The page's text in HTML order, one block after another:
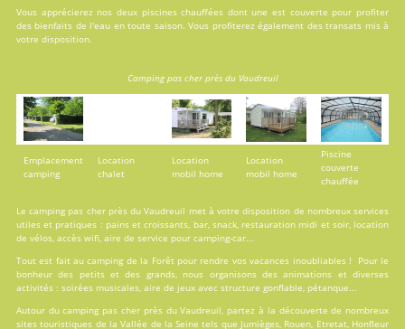
Vous apprécierez nos deux piscineschauffées dont une est couverte pour profiter
des bienfaits de l'eau en toute saison. Vous profiterez également des transats mis à
votre disposition.
Camping pas cher près du Vaudreuil
Emplacement
camping
Location
chalet
Location
mobil home
Location
mobil home
Piscine
couverte
chauffée
Le camping pas cher près du Vaudreuil met à votre disposition de nombreux services
utiles et pratiques : pains et croissants, bar, snack, restauration midi et soir, location
de vélos, accès wifi, aire de service pour camping-car...
Tout est fait aucamping de la Forêtpour rendre vos vacances inoubliables ! Pour le
bonheur des petits et des grands, nous organisons des animations et diverses
activités : soirées musicales, aire de jeux avec structure gonflable, pétanque...
Autour du camping pas cher près du Vaudreuil, partez à la découverte de nombreux
sites touristiques de la Vallée de la Seine tels que Jumièges, Rouen, Etretat, Honfleur